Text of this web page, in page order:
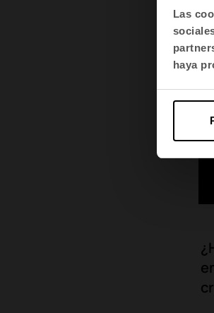
Las
haya